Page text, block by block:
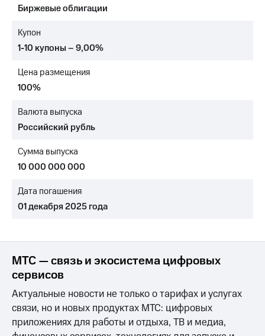
Достижения
Интервью
отчетность
Контакты
Новости
в
и акционерам
Корпоративное
Корпоративный
секретарь
Раскрытие
информации
Информация
акционерам
Документы
ПАО
Биржевые облигации
Купон
1-10 купоны – 9,00%
Цена размещения
100%
Валюта выпуска
Российский рубль
Сумма выпуска
10 000 000 000
Дата погашения
01 декабря 2025 года
МТС — связь и экосистема цифровых
сервисов
Актуальные новости не только о тарифах и услугах
связи, но и новых продуктах МТС: цифровых
приложениях для работы и отдыха, ТВ и медиа,